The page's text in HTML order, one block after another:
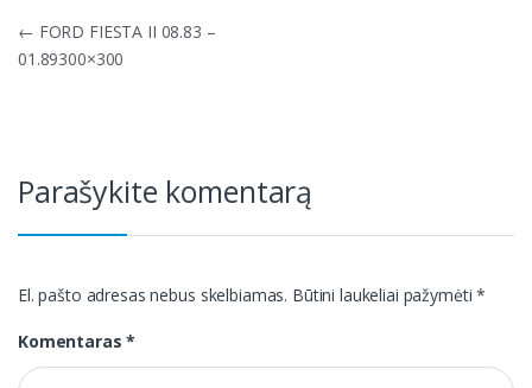
Navigacija
tarp
įrašų
← FORD FIESTA II 08.83 –
01.89300×300
Parašykite komentarą
El. pašto adresas nebus skelbiamas. Būtini laukeliai pažymėti*
Komentaras*